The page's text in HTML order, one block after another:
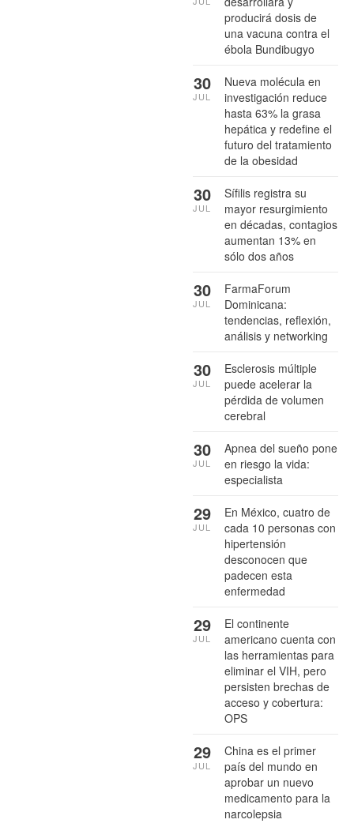
producirá dosis de
una vacuna contra el
ébola Bundibugyo
Nueva molécula en
investigación reduce
hasta 63% la grasa
hepática y redefine el
futuro del tratamiento
de la obesidad
30
JUL
Sífilis registra su
mayor resurgimiento
en décadas, contagios
aumentan 13% en
sólo dos años
30
JUL
FarmaForum
Dominicana:
tendencias, reflexión,
análisis y networking
30
JUL
Esclerosis múltiple
puede acelerar la
pérdida de volumen
cerebral
30
JUL
Apnea del sueño pone
en riesgo la vida:
especialista
30
JUL
En México, cuatro de
cada 10 personas con
hipertensión
desconocen que
padecen esta
enfermedad
29
JUL
El continente
americano cuenta con
las herramientas para
eliminar el VIH, pero
persisten brechas de
acceso y cobertura:
OPS
29
JUL
China es el primer
país del mundo en
aprobar un nuevo
medicamento para la
narcolepsia
29
JUL